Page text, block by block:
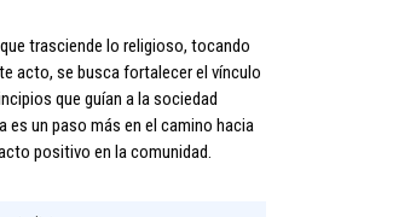
trasciende lo religioso, tocando
acto, se busca fortalecer el vínculo
que guían a la sociedad
es un paso más en el camino hacia
positivo en la comunidad.